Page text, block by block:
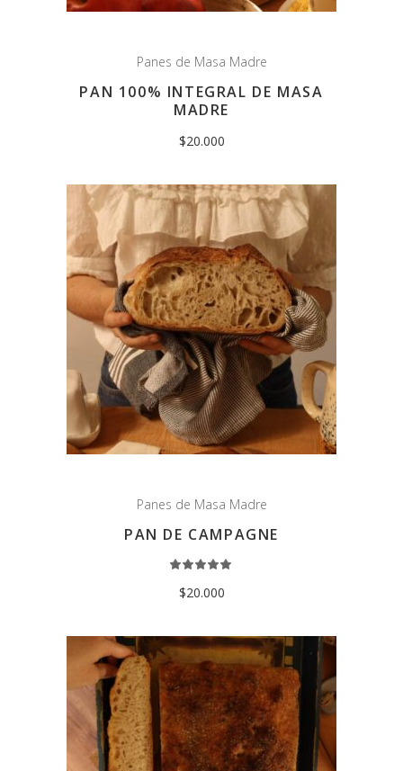
Panes de Masa Madre
PAN 100% INTEGRAL DE MASA
MADRE
$20.000
Panes de Masa Madre
PAN DE CAMPAGNE
out
of 5
$20.000